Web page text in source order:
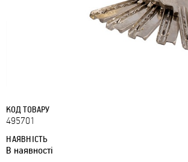
КОД ТОВАРУ
495701
НАЯВНІСТЬ
В наявності